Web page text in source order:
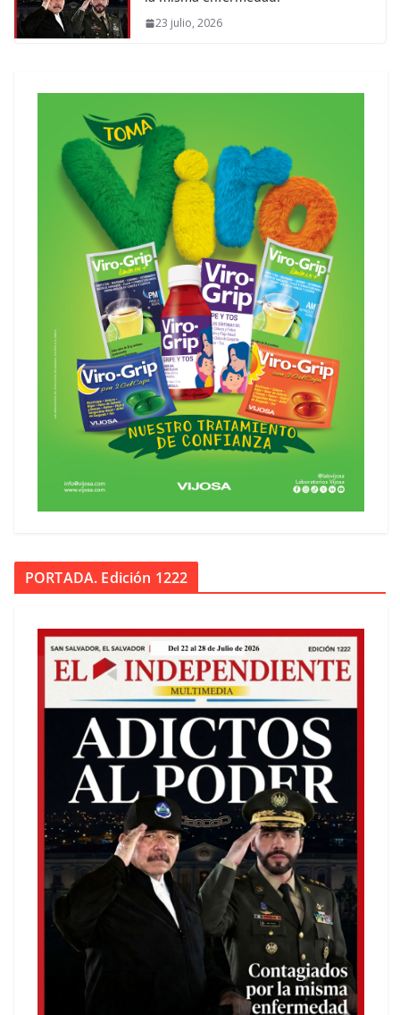
23 julio, 2026
PORTADA. Edición 1222